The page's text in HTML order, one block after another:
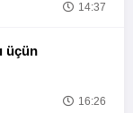
14:37
üçün
16:26